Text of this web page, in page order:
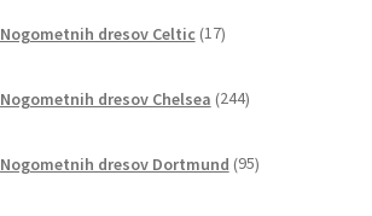
Nogometnih dresov Celtic 17izdelkov
Nogometnih dresov Chelsea 244izdelkov
Nogometnih dresov Dortmund 95izdelkov